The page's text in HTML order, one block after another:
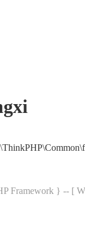
Framework } -- [